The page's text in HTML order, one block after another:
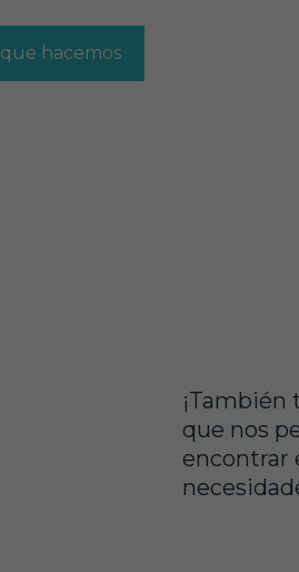
que hacemos
que nos
encontrar